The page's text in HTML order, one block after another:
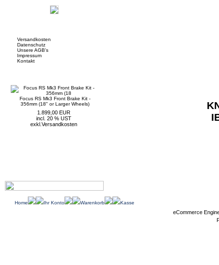
Versandkosten
Datenschutz
Unsere AGB's
Impressum
Kontakt
Focus RS Mk3 Front Brake Kit -
356mm (18" or Larger Wheels)
1.899,00 EUR
incl. 20 % UST
exkl. Versandkosten
Home Ihr Konto Warenkorb Kasse
eCommerce